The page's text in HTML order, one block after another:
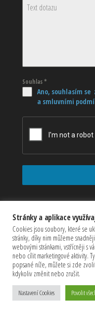
Souhlas*
Ano, souhlasím se
a smluvními
Stránky a aplikace
Cookies jsou soubory, které se
stránky, díky nim můžeme
webovými stránkami, vstřícněji s
nebo cílit marketingové aktivity.
popsané níže, můžete si zde
kdykoliv změnit nebo zrušit.
Nastavení Cookies Povolit